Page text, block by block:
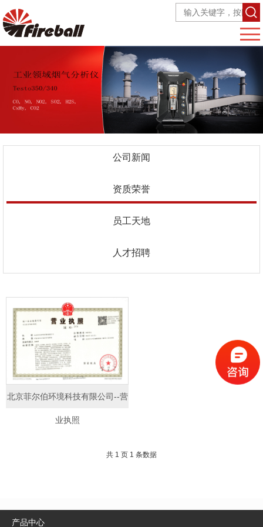
公司新闻
资质荣誉
员工天地
人才招聘
北京菲尔伯环境科技有限公司--营
业执照
共 1 页 1 条数据
产品中心